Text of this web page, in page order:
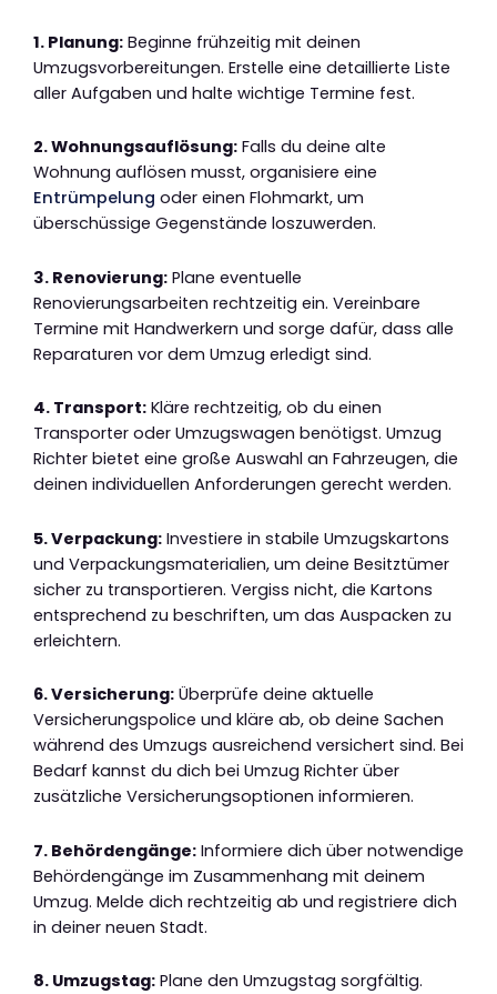
1. Planung: Beginne frühzeitig mit deinen
Umzugsvorbereitungen. Erstelle eine detaillierte Liste
aller Aufgaben und halte wichtige Termine fest.
2. Wohnungsauflösung: Falls du deine alte
Wohnung auflösen musst, organisiere eine
Entrümpelung oder einen Flohmarkt, um
überschüssige Gegenstände loszuwerden.
3. Renovierung: Plane eventuelle
Renovierungsarbeiten rechtzeitig ein. Vereinbare
Termine mit Handwerkern und sorge dafür, dass alle
Reparaturen vor dem Umzug erledigt sind.
4. Transport: Kläre rechtzeitig, ob du einen
Transporter oder Umzugswagen benötigst. Umzug
Richter bietet eine große Auswahl an Fahrzeugen, die
deinen individuellen Anforderungen gerecht werden.
5. Verpackung: Investiere in stabile Umzugskartons
und Verpackungsmaterialien, um deine Besitztümer
sicher zu transportieren. Vergiss nicht, die Kartons
entsprechend zu beschriften, um das Auspacken zu
erleichtern.
6. Versicherung: Überprüfe deine aktuelle
Versicherungspolice und kläre ab, ob deine Sachen
während des Umzugs ausreichend versichert sind. Bei
Bedarf kannst du dich bei Umzug Richter über
zusätzliche Versicherungsoptionen informieren.
7. Behördengänge: Informiere dich über notwendige
Behördengänge im Zusammenhang mit deinem
Umzug. Melde dich rechtzeitig ab und registriere dich
in deiner neuen Stadt.
8. Umzugstag: Plane den Umzugstag sorgfältig.